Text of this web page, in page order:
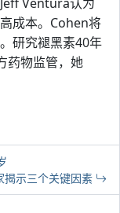
成本。Cohen将
研究褪黑素40年
药物监管，她
揭示三个关键因素